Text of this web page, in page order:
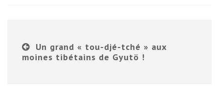
Un grand « tou-djé-tché » aux
moines tibétains de Gyutö !